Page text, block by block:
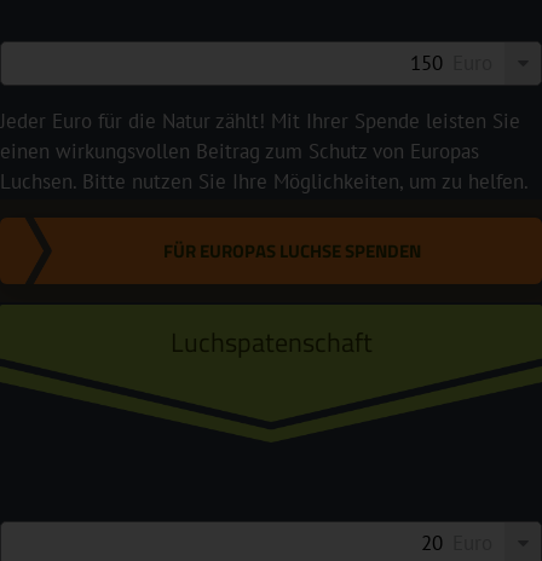
Jeder Euro für die Natur zählt! Mit Ihrer Spende leisten Sie
einen wirkungsvollen Beitrag zum Schutz von Europas
Luchsen. Bitte nutzen Sie Ihre Möglichkeiten, um zu helfen.
FÜR EUROPAS LUCHSE SPENDEN
Luchspatenschaft